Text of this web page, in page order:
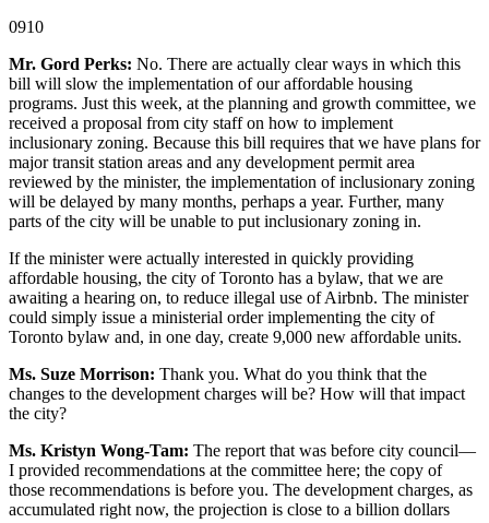
0910
Mr. Gord Perks: No. There are actually clear ways in which this
bill will slow the implementation of our affordable housing
programs. Just this week, at the planning and growth committee, we
received a proposal from city staff on how to implement
inclusionary zoning. Because this bill requires that we have plans for
major transit station areas and any development permit area
reviewed by the minister, the implementation of inclusionary zoning
will be delayed by many months, perhaps a year. Further, many
parts of the city will be unable to put inclusionary zoning in.
If the minister were actually interested in quickly providing
affordable housing, the city of Toronto has a bylaw, that we are
awaiting a hearing on, to reduce illegal use of Airbnb. The minister
could simply issue a ministerial order implementing the city of
Toronto bylaw and, in one day, create 9,000 new affordable units.
Ms. Suze Morrison: Thank you. What do you think that the
changes to the development charges will be? How will that impact
the city?
Ms. Kristyn Wong-Tam: The report that was before city council—
I provided recommendations at the committee here; the copy of
those recommendations is before you. The development charges, as
accumulated right now, the projection is close to a billion dollars